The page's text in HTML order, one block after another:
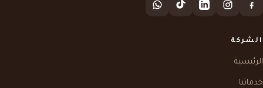
الشركة
الرئيسية
خدماتنا